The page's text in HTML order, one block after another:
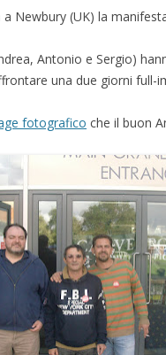
Newbury (UK) la
Antonio e Sergio)
una due giorni full-
fotografico che il buon